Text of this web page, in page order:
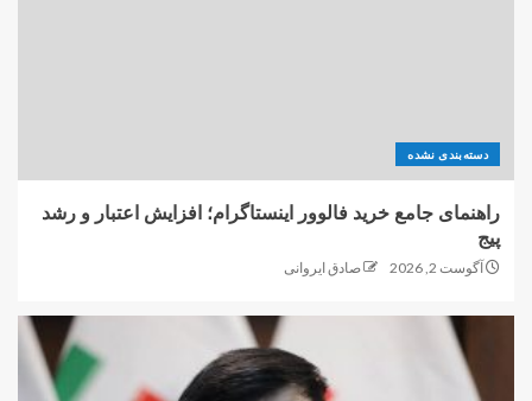
دسته‌بندی نشده
راهنمای جامع خرید فالوور اینستاگرام؛ افزایش اعتبار و رشد
پیج
آگوست 2, 2026 صادق ایروانی